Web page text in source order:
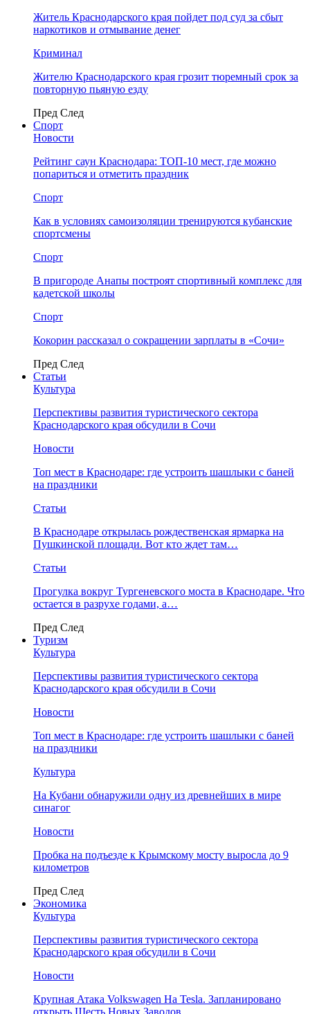
Житель Краснодарского края пойдет под суд за сбыт
наркотиков и отмывание денег
Криминал
Жителю Краснодарского края грозит тюремный срок за
повторную пьяную езду
Пред След
Спорт
Новости
Рейтинг саун Краснодара: ТОП-10 мест, где можно
попариться и отметить праздник
Спорт
Как в условиях самоизоляции тренируются кубанские
спортсмены
Спорт
В пригороде Анапы построят спортивный комплекс для
кадетской школы
Спорт
Кокорин рассказал о сокращении зарплаты в «Сочи»
Пред След
Статьи
Культура
Перспективы развития туристического сектора
Краснодарского края обсудили в Сочи
Новости
Топ мест в Краснодаре: где устроить шашлыки с баней
на праздники
Статьи
В Краснодаре открылась рождественская ярмарка на
Пушкинской площади. Вот кто ждет там…
Статьи
Прогулка вокруг Тургеневского моста в Краснодаре. Что
остается в разрухе годами, а…
Пред След
Туризм
Культура
Перспективы развития туристического сектора
Краснодарского края обсудили в Сочи
Новости
Топ мест в Краснодаре: где устроить шашлыки с баней
на праздники
Культура
На Кубани обнаружили одну из древнейших в мире
синагог
Новости
Пробка на подъезде к Крымскому мосту выросла до 9
километров
Пред След
Экономика
Культура
Перспективы развития туристического сектора
Краснодарского края обсудили в Сочи
Новости
Крупная Атака Volkswagen На Tesla. Запланировано
открыть Шесть Новых Заводов